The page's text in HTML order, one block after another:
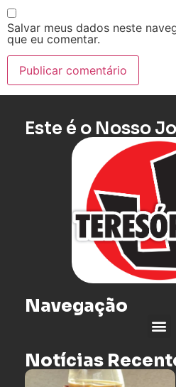
Salvar meus dados neste
que eu comentar.
Este é o Nosso
Navegação
Notícias